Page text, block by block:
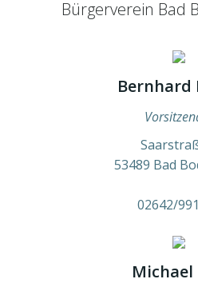
Bürgerverein Bad
Bernhard
53489 Bad
02642/
Michael